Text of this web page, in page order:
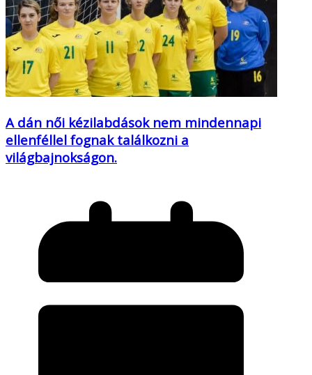
A dán női kézilabdások nem mindennapi
ellenféllel fognak találkozni a
világbajnokságon.